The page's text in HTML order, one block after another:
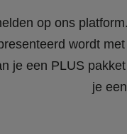
op ons
wordt
je een PLUS
je